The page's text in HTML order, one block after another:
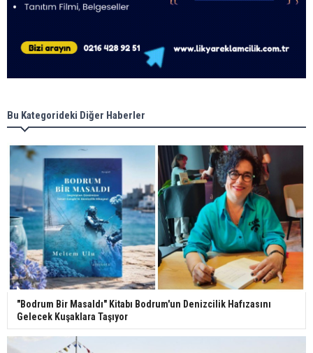
Bu Kategorideki Diğer Haberler
"Bodrum Bir Masaldı" Kitabı Bodrum'un Denizcilik Hafızasını
Gelecek Kuşaklara Taşıyor